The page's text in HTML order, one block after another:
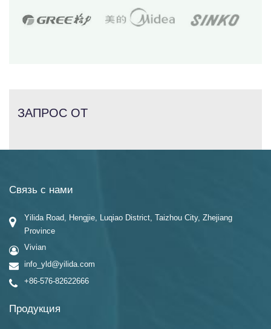
ЗАПРОС ОТ
Связь с нами
Yilida Road, Hengjie, Luqiao District, Taizhou City, Zhejiang
Province
Vivian
info_yld@yilida.com
+86-576-82622666
Продукция